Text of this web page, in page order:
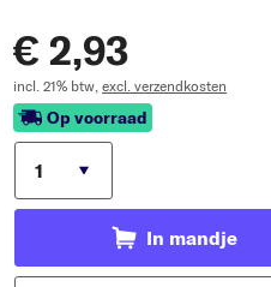
€ 2,93
incl. 21% btw, excl. verzendkosten
Op voorraad
In mandje